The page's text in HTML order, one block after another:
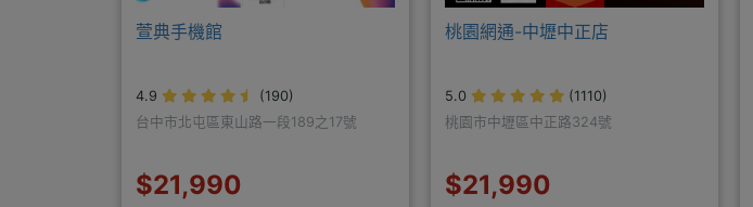
萱典手機館
4.9
(190)
台中市北屯區東山路一段189之17號
$21,990
桃園網通-中壢中正店
5.0
(1110)
桃園市中壢區中正路324號
$21,990